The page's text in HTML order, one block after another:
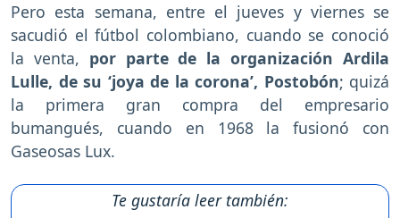
Pero esta semana, entre el jueves y viernes se
sacudió el fútbol colombiano, cuando se conoció
la venta, por parte de la organización Ardila
Lulle, de su ‘joya de la corona’, Postobón; quizá
la primera gran compra del empresario
bumangués, cuando en 1968 la fusionó con
Gaseosas Lux.
Te gustaría leer también: